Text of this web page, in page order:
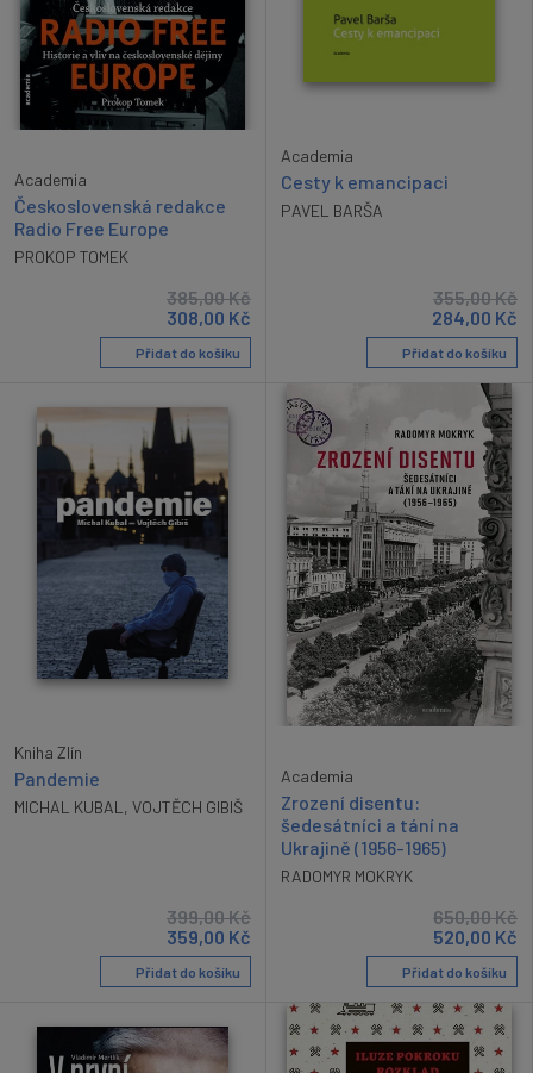
Academia
Československá redakce
Radio Free Europe
PROKOP TOMEK
385,00Kč
308,00 Kč
Přidat do košíku
Academia
Cesty k emancipaci
PAVEL BARŠA
355,00Kč
284,00 Kč
Přidat do košíku
Kniha Zlín
Pandemie
MICHAL KUBAL , VOJTĚCH GIBIŠ
399,00Kč
359,00 Kč
Přidat do košíku
Academia
Zrození disentu:
šedesátníci a tání na
Ukrajině (1956-1965)
RADOMYR MOKRYK
650,00Kč
520,00 Kč
Přidat do košíku